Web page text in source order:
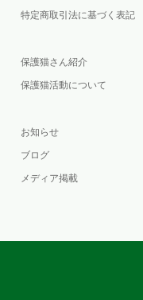
特定商取引法に基づく表記
保護猫さん紹介
保護猫活動について
お知らせ
ブログ
メディア掲載